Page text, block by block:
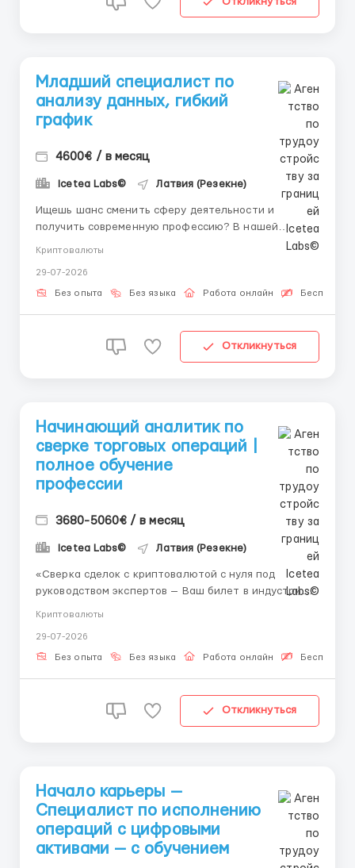
Младший специалист по
анализу данных, гибкий
график
4600€ / в месяц
Icetea Labs© Латвия (Резекне)
Ищешь шанс сменить сферу деятельности и
получить современную профессию? В нашей
команде ты начнешь зарабатывать и обучаться с
👤 Наш HR-менеджер в Telegram:
@aleksandr_barabashov Icetea Labs строит
Криптовалюты
29-07-2026
Без опыта Без языка Работа онлайн
Откликнуться
Начинающий аналитик по
сверке торговых операций |
полное обучение
профессии
3680-5060€ / в месяц
Icetea Labs© Латвия (Резекне)
«Сверка сделок с криптовалютой с нуля под
руководством экспертов — Ваш билет в индустрию
Обучение: Полное обучение профессии Сверка
торговых операций позволяет отслеживать точно...
Криптовалюты
29-07-2026
Без опыта Без языка Работа онлайн
Откликнуться
Начало карьеры —
Специалист по исполнению
операций с цифровыми
активами — с обучением